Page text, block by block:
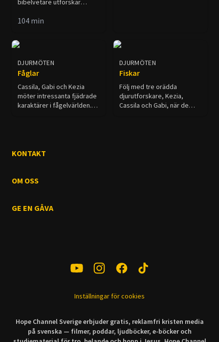
bibelvetare utforskar
kapitlen i Bibeln tolkas som
och avgör själv!
104 min
DJURMÖTEN
Fåglar
Cassila, Gabi och Kezia
möter intressanta fjädrade
karaktärer i fågelvärlden.
DJURMÖTEN
Fiskar
Följ med tre orädda
djurutforskare, Kezia,
Cassila och Gabi, när de
KONTAKT
OM OSS
GE EN GÅVA
Inställningar för cookies
Hope Channel Sverige erbjuder gratis, reklamfri kristen media
på svenska — filmer, poddar, ljudböcker, e-böcker och